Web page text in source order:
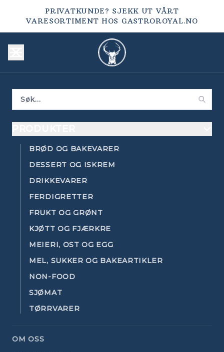
PRIVATKUNDE? SJEKK UT VÅRT
VARESORTIMENT HOS GASTROROYAL.NO
BRØD OG BAKEVARER
DESSERT OG ISKREM
DRIKKEVARER
FERDIGRETTER
FRUKT OG GRØNT
KJØTT OG FJÆRKRE
MEIERI, OST OG EGG
MEL, SUKKER OG BAKEARTIKLER
NON-FOOD
SJØMAT
TØRRVARER
OM OSS